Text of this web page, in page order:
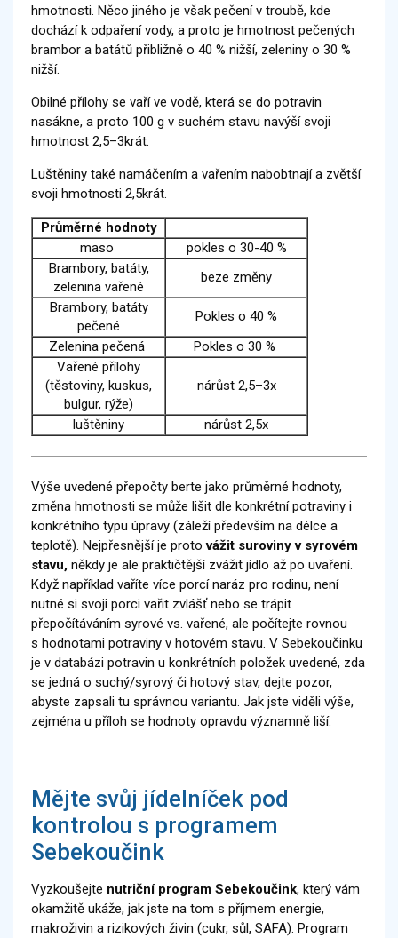
hmotnosti. Něco jiného je však pečení v troubě, kde
dochází k odpaření vody, a proto je hmotnost pečených
brambor a batátů přibližně o 40 % nižší, zeleniny o 30 %
nižší.
Obilné přílohy se vaří ve vodě, která se do potravin
nasákne, a proto 100 g v suchém stavu navýší svoji
hmotnost 2,5–3krát.
Luštěniny také namáčením a vařením nabobtnají a zvětší
svoji hmotnosti 2,5krát.
Průměrné hodnoty
maso
pokles o 30-40 %
Brambory, batáty,
zelenina vařené
beze změny
Brambory, batáty
pečené
Pokles o 40 %
Zelenina pečená
Pokles o 30 %
Vařené přílohy
(těstoviny, kuskus,
bulgur, rýže)
nárůst 2,5–3x
luštěniny nárůst 2,5x
Výše uvedené přepočty berte jako průměrné hodnoty,
změna hmotnosti se může lišit dle konkrétní potraviny i
konkrétního typu úpravy (záleží především na délce a
teplotě). Nejpřesnější je protovážit suroviny v syrovém
stavu, někdy je ale praktičtější zvážit jídlo až po uvaření.
Když například vaříte více porcí naráz pro rodinu, není
nutné si svoji porci vařit zvlášť nebo se trápit
přepočítáváním syrové vs. vařené, ale počítejte rovnou
s hodnotami potraviny v hotovém stavu. V Sebekoučinku
je v databázi potravin u konkrétních položek uvedené, zda
se jedná o suchý/syrový či hotový stav, dejte pozor,
abyste zapsali tu správnou variantu. Jak jste viděli výše,
zejména u příloh se hodnoty opravdu významně liší.
Mějte svůj jídelníček pod
kontrolou s programem
Sebekoučink
Vyzkoušejte nutriční program Sebekoučink, který vám
okamžitě ukáže, jak jste na tom s příjmem energie,
makroživin a rizikových živin (cukr, sůl, SAFA). Program